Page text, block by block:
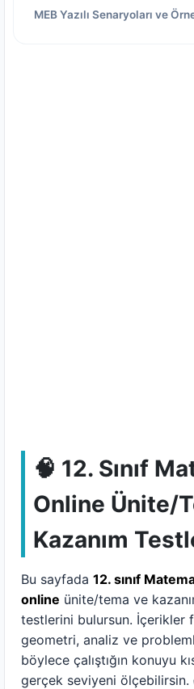
MEB Yazılı Senaryoları ve
🧠 12. Sınıf
Online Ünite/
Kazanım
Bu sayfada 12. sınıf
online ünite/tema ve
testlerini bulursun. İçerikler
geometri, analiz ve
böylece çalıştığın konuyu
gerçek seviyeni ölçebilirsin.